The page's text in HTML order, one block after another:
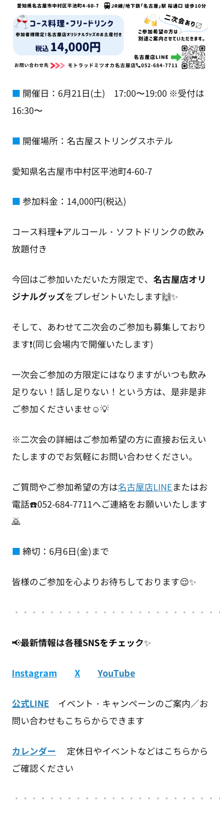
■ 開催日：6月21日(土) 17:00〜19:00 ※受付は
16:30〜
■ 開催場所：名古屋ストリングスホテル
愛知県名古屋市中村区平池町4-60-7
■参加料金：14,000円(税込)
コース料理➕アルコール・ソフトドリンクの飲み
放題付き
今回はご参加いただいた方限定で、 名古屋店オリ
ジナルグッズをプレゼントいたします🙌✨
そして、あわせて二次会のご参加も募集しており
ます❗️(同じ会場内で開催いたします)
一次会ご参加の方限定にはなりますがいつも飲み
足りない！話し足りない！という方は、是非是非
ご参加くださいませ☺️💡
※二次会の詳細はご参加希望の方に直接お伝えい
たしますのでお気軽にお問い合わせください。
ご質問やご参加希望の方は名古屋店LINEまたはお
電話☎️052-684-7711へご連絡をお願いいたします
🙇
■締切：6月6日(金)まで
皆様のご参加を心よりお待ちしております😌✨
・ ・・・・・・・・・・・・・・・・・・・ ・ ・
📢最新情報は各種SNSをチェック✨
Instagram X YouTube
公式LINE イベント・キャンペーンのご案内／お
問い合わせもこちらからできます
カレンダー 定休日やイベントなどはこちらから
ご確認ください
・・・・・・・・・・・・・・・・・・・・・・